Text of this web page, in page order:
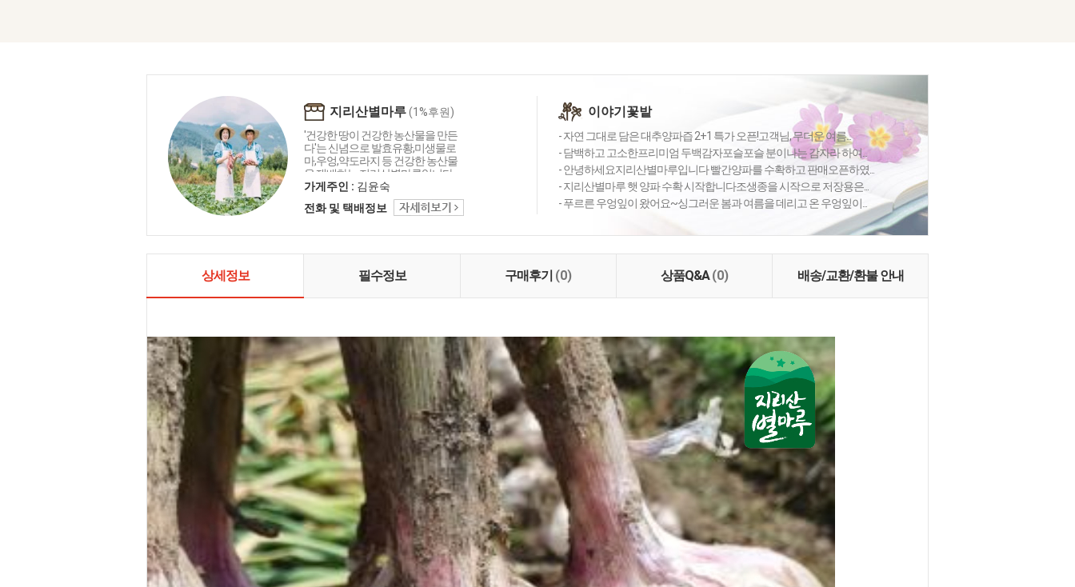
지리산별마루(1%후원)
'건강한 땅이 건강한 농산물을 만든
다'는 신념으로 발효유황,미생물로
마,우엉,약도라지 등 건강한 농산물
을 재배하는 지리산별마루입니다.
가게주인 : 김윤숙
전화 및 택배정보
이야기꽃밭
- 자연 그대로 담은 대추양파즙 2+1 특가 오픈!고객님, 무더운 여름...
- 담백하고 고소한프리미엄 두백감자포슬포슬 분이나는 감자라 하여...
- 안녕하세요지리산별마루입니다 빨간양파를 수확하고 판매오픈하였...
- 지리산별마루 햇 양파 수확 시작합니다조생종을 시작으로 저장용은...
- 푸르른 우엉잎이 왔어요~싱그러운 봄과 여름을 데리고 온 우엉잎이...
상세정보 필수정보 구매후기 (0) 상품Q&A(0) 배송/교환/환불 안내